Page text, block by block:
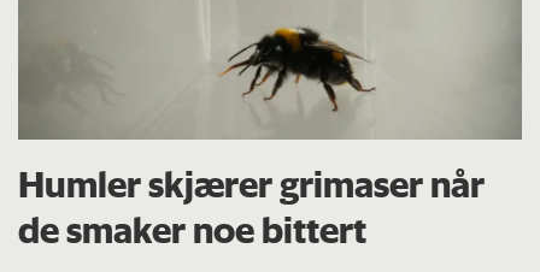
Humler skjærer grimaser når
de smaker noe bittert